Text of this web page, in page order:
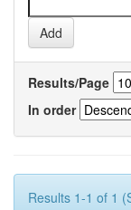
Results/Page
In order
Results 1-1 of 1